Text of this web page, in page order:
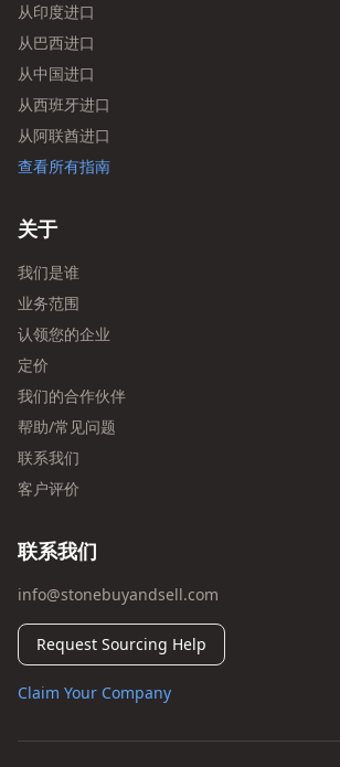
从印度进口
从巴西进口
从中国进口
从西班牙进口
从阿联酋进口
查看所有指南
关于
我们是谁
业务范围
认领您的企业
定价
我们的合作伙伴
帮助/常见问题
联系我们
客户评价
联系我们
info@stonebuyandsell.com
Request Sourcing Help
Claim Your Company